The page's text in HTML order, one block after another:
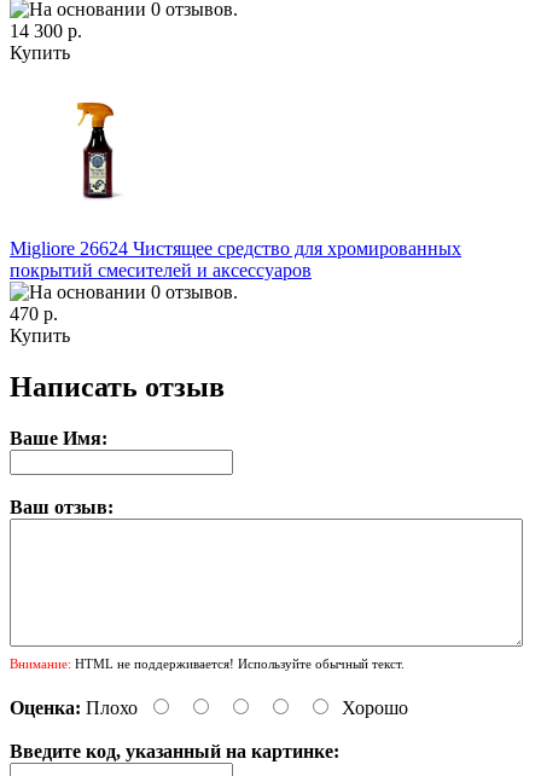
14 300 р.
Купить
Migliore 26624 Чистящее средство для хромированных
покрытий смесителей и аксессуаров
470 р.
Купить
Написать отзыв
Ваше Имя:
Ваш отзыв:
Внимание: HTML не поддерживается! Используйте обычный текст.
Оценка: Плохо Хорошо
Введите код, указанный на картинке: